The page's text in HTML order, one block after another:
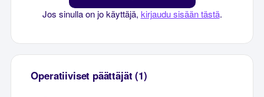
Jos sinulla on jo käyttäjä, kirjaudu sisään tästä.
Operatiiviset päättäjät (1)